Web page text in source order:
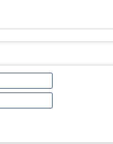
Ime
ili
nadimak
Email
(nije